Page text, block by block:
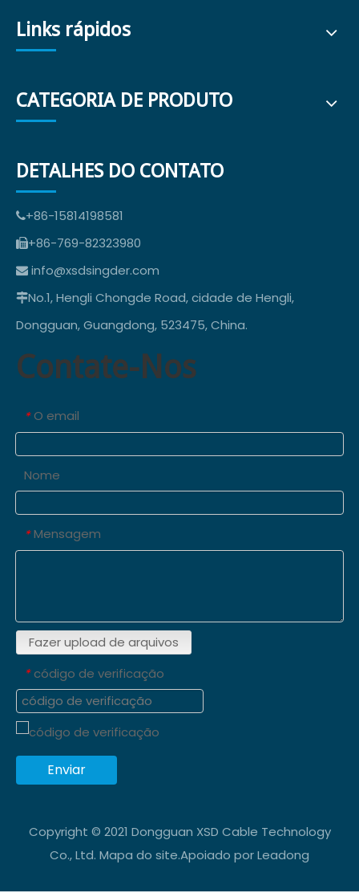
Links rápidos
CATEGORIA DE PRODUTO
DETALHES DO CONTATO
+86-15814198581
+86-769-82323980
 info@xsdsingder.com
No.1, Hengli Chongde Road, cidade de Hengli,
Dongguan, Guangdong, 523475, China.
Contate-Nos
* O email
Nome
* Mensagem
Fazer upload de arquivos
* código de verificação
Enviar
Copyright © 2021 Dongguan XSD Cable Technology
Co., Ltd. Mapa do site.Apoiado porLeadong